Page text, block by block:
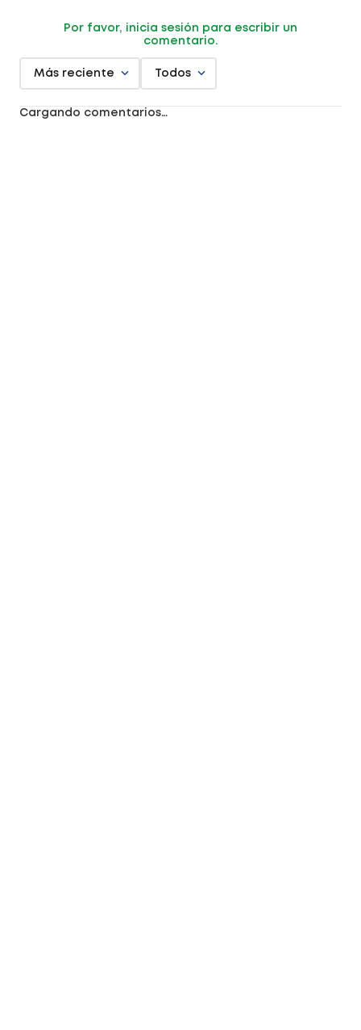
Por favor, inicia sesión para escribir un
comentario.
Más reciente Todos
Cargando comentarios…